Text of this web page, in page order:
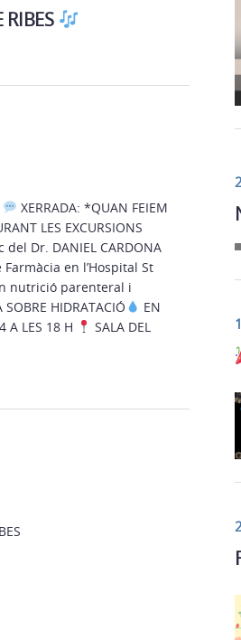
RIBES
XERRADA: *QUAN FEIEM
en l’Hospital St
nutrició parenteral i
PARLARÀ SOBRE HIDRATACIÓ
EN
26/07/24 A LES 18 H
SALA DEL